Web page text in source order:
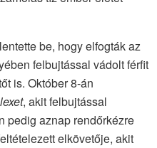
be, hogy elfogták az
felbujtással vádolt férfit
is. Október 8-án
, akit felbujtással
pedig aznap rendőrkézre
elkövetője, akit